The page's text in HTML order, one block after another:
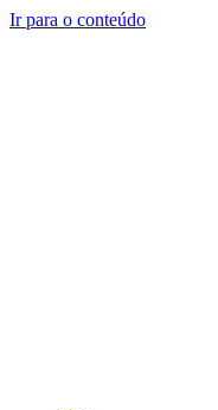
Ir para o conteúdo